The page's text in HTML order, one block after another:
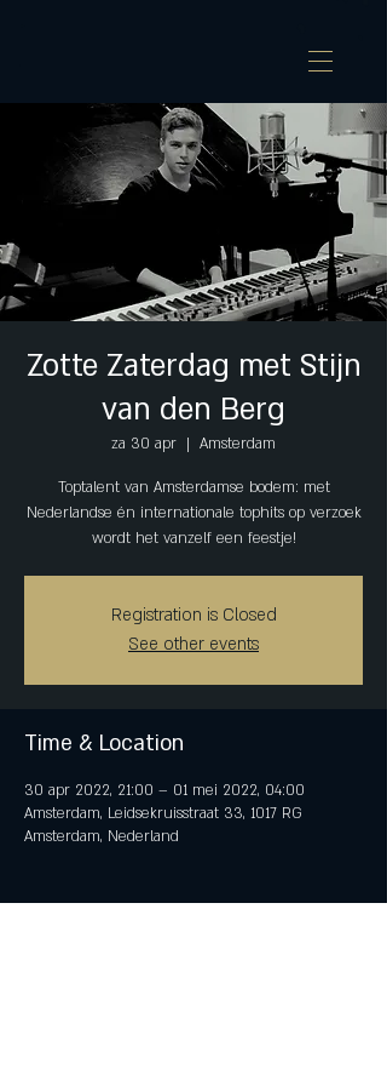
Zotte Zaterdag met Stijn
van den Berg
za 30 apr
  |
Amsterdam
Toptalent van Amsterdamse bodem: met
Nederlandse én internationale tophits op verzoek
wordt het vanzelf een feestje!
Registration is Closed
See other events
Time & Location
30 apr 2022, 21:00 – 01 mei 2022, 04:00
Amsterdam, Leidsekruisstraat 33, 1017 RG
Amsterdam, Nederland